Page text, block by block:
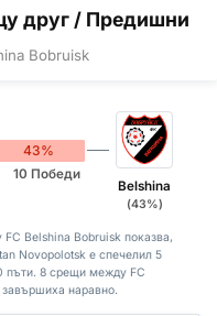
друг / Предишни
Bobruisk
43%
10 Победи
Belshina
(43%)
Belshina Bobruisk показва,
Novopolotsk е спечелил 5
пъти. 8 срещи между FC
наравно.